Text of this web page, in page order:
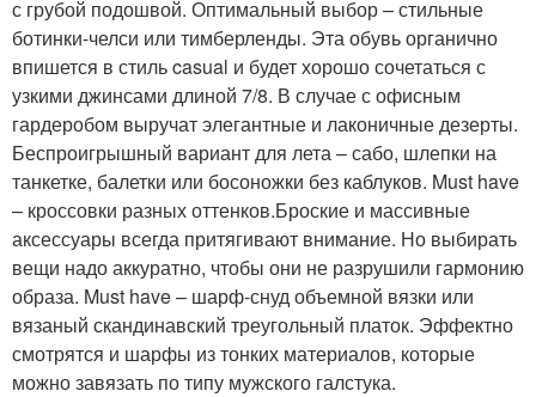
с грубой подошвой. Оптимальный выбор – стильные
ботинки-челси или тимберленды. Эта обувь органично
впишется в стиль casual и будет хорошо сочетаться с
узкими джинсами длиной 7/8. В случае с офисным
гардеробом выручат элегантные и лаконичные дезерты.
Беспроигрышный вариант для лета – сабо, шлепки на
танкетке, балетки или босоножки без каблуков. Must have
– кроссовки разных оттенков.Броские и массивные
аксессуары всегда притягивают внимание. Но выбирать
вещи надо аккуратно, чтобы они не разрушили гармонию
образа. Must have – шарф-снуд объемной вязки или
вязаный скандинавский треугольный платок. Эффектно
смотрятся и шарфы из тонких материалов, которые
можно завязать по типу мужского галстука.